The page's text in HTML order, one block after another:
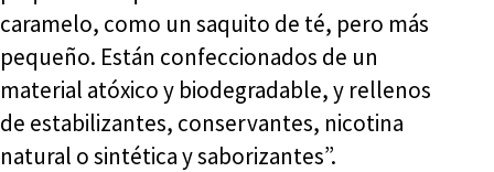
caramelo, como un saquito de té, pero más
pequeño. Están confeccionados de un
material atóxico y biodegradable, y rellenos
de estabilizantes, conservantes, nicotina
natural o sintética y saborizantes”.